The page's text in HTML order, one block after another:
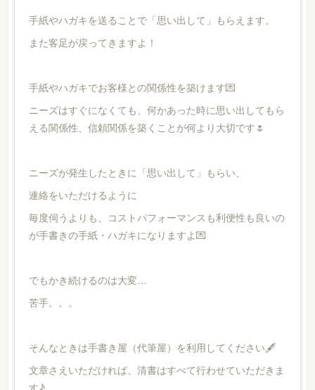
手紙やハガキを送ることで「思い出して」もらえます。
また客足が戻ってきますよ！
手紙やハガキでお客様との関係性を築けます💌
ニーズはすぐになくても、何かあった時に思い出してもら
える関係性、信頼関係を築くことが何より大切です🌷
ニーズが発生したときに「思い出して」もらい、
連絡をいただけるように
毎度伺うよりも、コストパフォーマンスも利便性も良いの
が手書きの手紙・ハガキになりますよ💌
でもかき続けるのは大変…
苦手。。。
そんなときは手書き屋（代筆屋）を利用してください🖋
文章さえいただければ、清書はすべて行わせていただきま